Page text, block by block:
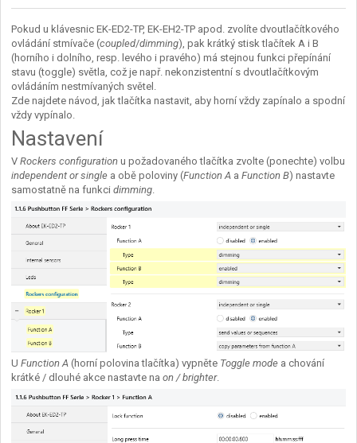
Pokud u klávesnic EK-ED2-TP, EK-EH2-TP apod. zvolíte dvoutlačítkového
ovládání stmívače (coupled/dimming), pak krátký stisk tlačítek A i B
(horního i dolního, resp. levého i pravého) má stejnou funkci přepínání
stavu (toggle) světla, což je např. nekonzistentní s dvoutlačítkovým
ovládáním nestmívaných světel.
Zde najdete návod, jak tlačítka nastavit, aby horní vždy zapínalo a spodní
vždy vypínalo.
Nastavení
V Rockers configuration u požadovaného tlačítka zvolte (ponechte) volbu
independent or single a obě poloviny (Function A a Function B) nastavte
samostatně na funkci dimming
U Function A (horní polovina tlačítka) vypněte Toggle mode a chování
krátké / dlouhé akce nastavte na on / brighter.